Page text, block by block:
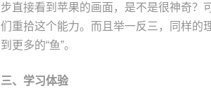
步直接看到苹果的画面，是不是很神奇？
们重拾这个能力。而且举一反三，同样的
到更多的“鱼”。
三、 学习体验